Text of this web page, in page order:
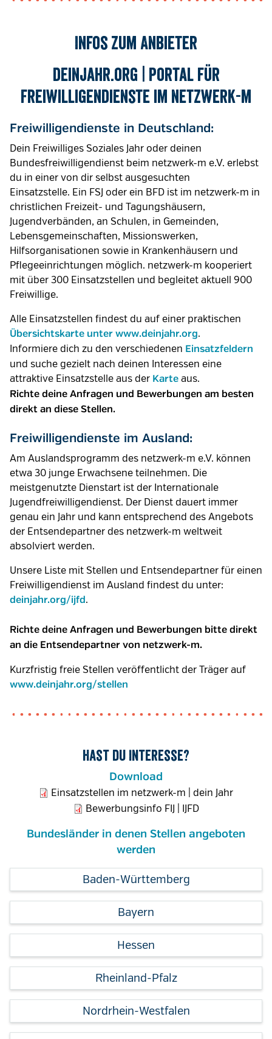
Infos zum Anbieter
deinjahr.org | Portal für
Freiwilligendienste im netzwerk-m
Freiwilligendienste in Deutschland:
Dein Freiwilliges Soziales Jahr oder deinen
Bundesfreiwilligendienst beim netzwerk-m e.V. erlebst
du in einer von dir selbst ausgesuchten
Einsatzstelle. Ein FSJ oder ein BFD ist im netzwerk-m in
christlichen Freizeit- und Tagungshäusern,
Jugendverbänden, an Schulen, in Gemeinden,
Lebensgemeinschaften, Missionswerken,
Hilfsorganisationen sowie in Krankenhäusern und
Pflegeeinrichtungen möglich. netzwerk-m kooperiert
mit über 300 Einsatzstellen und begleitet aktuell 900
Freiwillige.
Alle Einsatzstellen findest du auf einer praktischen
Übersichtskarte unter www.deinjahr.org.
Informiere dich zu den verschiedenen Einsatzfeldern
und suche gezielt nach deinen Interessen eine
attraktive Einsatzstelle aus der Karte aus.
Richte deine Anfragen und Bewerbungen am besten
direkt an diese Stellen.
Freiwilligendienste im Ausland:
Am Auslandsprogramm des netzwerk-m e.V. können
etwa 30 junge Erwachsene teilnehmen. Die
meistgenutzte Dienstart ist der Internationale
Jugendfreiwilligendienst. Der Dienst dauert immer
genau ein Jahr und kann entsprechend des Angebots
der Entsendepartner des netzwerk-m weltweit
absolviert werden.
Unsere Liste mit Stellen und Entsendepartner für einen
Freiwilligendienst im Ausland findest du unter:
deinjahr.org/ijfd .
Richte deine Anfragen und Bewerbungen bitte direkt
an die Entsendepartner von netzwerk-m.
Kurzfristig freie Stellen veröffentlicht der Träger auf
www.deinjahr.org/stellen
Hast du Interesse?
Download
Einsatzstellen im netzwerk-m | dein Jahr
Bewerbungsinfo FIJ | IJFD
Bundesländer in denen Stellen angeboten
werden
Baden-Württemberg
Bayern
Hessen
Rheinland-Pfalz
Nordrhein-Westfalen